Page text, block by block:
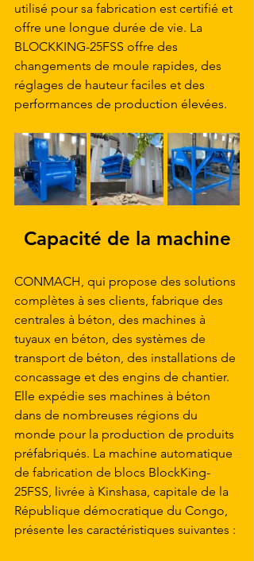
utilisé pour sa fabrication est certifié et
offre une longue durée de vie. La
BLOCKKING-25FSS offre des
changements de moule rapides, des
réglages de hauteur faciles et des
performances de production élevées.
Capacité de la machine
CONMACH, qui propose des solutions
complètes à ses clients, fabrique des
centrales à béton, des machines à
tuyaux en béton, des systèmes de
transport de béton, des installations de
concassage et des engins de chantier.
Elle expédie ses machines à béton
dans de nombreuses régions du
monde pour la production de produits
préfabriqués. La machine automatique
de fabrication de blocs BlockKing-
25FSS, livrée à Kinshasa, capitale de la
République démocratique du Congo,
présente les caractéristiques suivantes :